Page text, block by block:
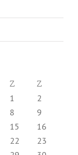
Z Z
1
2
8
9
15
16
22
23